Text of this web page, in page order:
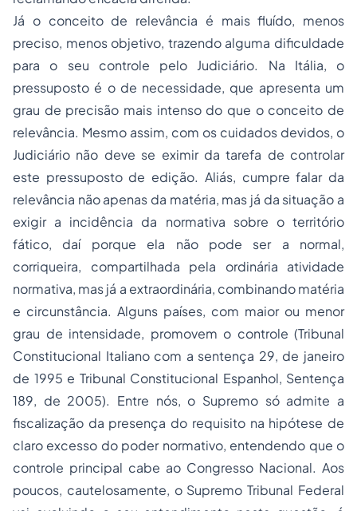
Já o conceito de relevância é mais fluído, menos
preciso, menos objetivo, trazendo alguma dificuldade
para o seu controle pelo Judiciário. Na Itália, o
pressuposto é o de necessidade, que apresenta um
grau de precisão mais intenso do que o conceito de
relevância. Mesmo assim, com os cuidados devidos, o
Judiciário não deve se eximir da tarefa de controlar
este pressuposto de edição. Aliás, cumpre falar da
relevância não apenas da matéria, mas já da situação a
exigir a incidência da normativa sobre o território
fático, daí porque ela não pode ser a normal,
corriqueira, compartilhada pela ordinária atividade
normativa, mas já a extraordinária, combinando matéria
e circunstância. Alguns países, com maior ou menor
grau de intensidade, promovem o controle (Tribunal
Constitucional Italiano com a sentença 29, de janeiro
de 1995 e Tribunal Constitucional Espanhol, Sentença
189, de 2005). Entre nós, o Supremo só admite a
fiscalização da presença do requisito na hipótese de
claro excesso do poder normativo, entendendo que o
controle principal cabe ao Congresso Nacional. Aos
poucos, cautelosamente, o Supremo Tribunal Federal